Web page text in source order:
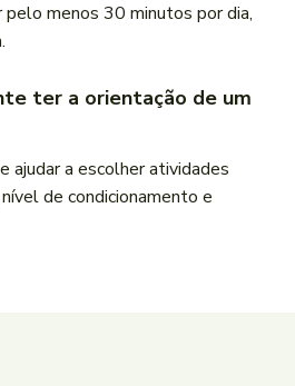
pelo menos 30 minutos por dia,
ter a orientação de um
ajudar a escolher atividades
de condicionamento e